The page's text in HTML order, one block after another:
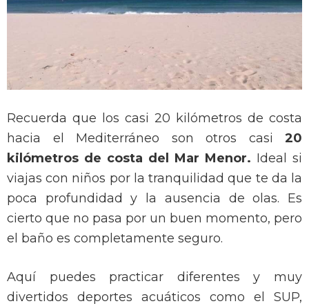
Recuerda que los casi 20 kilómetros de costa
hacia el Mediterráneo son otros casi 20
kilómetros de costa del Mar Menor. Ideal si
viajas con niños por la tranquilidad que te da la
poca profundidad y la ausencia de olas. Es
cierto que no pasa por un buen momento, pero
el baño es completamente seguro.
Aquí puedes practicar diferentes y muy
divertidos deportes acuáticos como el SUP,